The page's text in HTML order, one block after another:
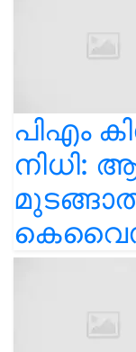
പിഎം
നിധി: